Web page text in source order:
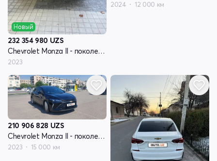
Новый
232 354 980 UZS
Chevrolet Monza II - поколение рестайлинг
2023
2024 12 000 км
210 906 828 UZS
Chevrolet Monza II - поколение рестайлинг
2023 15 000 км